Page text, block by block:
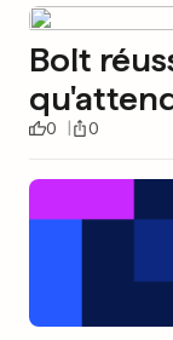
Bolt
0 0